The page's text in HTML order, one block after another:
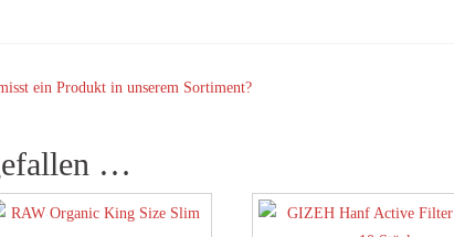
ein Produkt in unserem Sortiment?
…